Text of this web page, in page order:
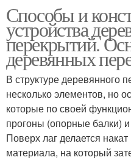
Способы и
устройства
перекрытий.
деревянных
В структуре деревянного
несколько элементов, но
которые по своей
прогоны (опорные балки)
Поверх лаг делается
материала, на который